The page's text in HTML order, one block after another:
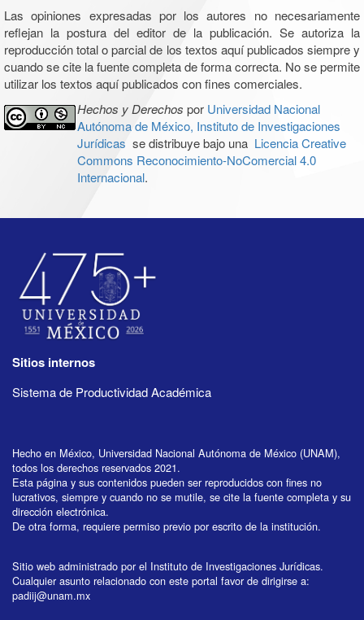
Las opiniones expresadas por los autores no necesariamente
reflejan la postura del editor de la publicación. Se autoriza la
reproducción total o parcial de los textos aquí publicados siempre y
cuando se cite la fuente completa de forma correcta. No se permite
utilizar los textos aquí publicados con fines comerciales.
Hechos y Derechos por Universidad Nacional
Autónoma de México, Instituto de Investigaciones
Jurídicas se distribuye bajo una Licencia Creative
Commons Reconocimiento-NoComercial 4.0
Internacional.
Sitios internos
Sistema de Productividad Académica
Hecho en México, Universidad Nacional Autónoma de México (UNAM),
todos los derechos reservados 2021.
Esta página y sus contenidos pueden ser reproducidos con fines no
lucrativos, siempre y cuando no se mutile, se cite la fuente completa y su
dirección electrónica.
De otra forma, requiere permiso previo por escrito de la institución.
Sitio web administrado por el Instituto de Investigaciones Jurídicas.
Cualquier asunto relacionado con este portal favor de dirigirse a:
padiij@unam.mx